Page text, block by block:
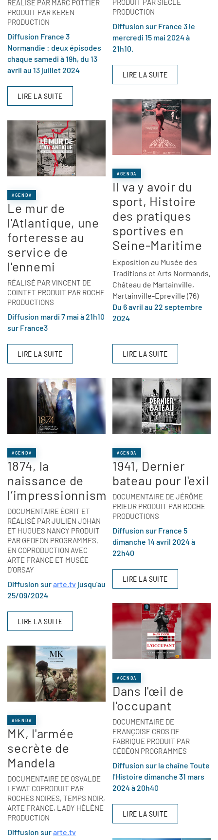
RÉALISÉ PAR MARC POTTIER
PRODUIT PAR KEREN
PRODUCTION
Diffusion France 3
Normandie : deux épisodes
chaque samedi à 19h, du 13
avril au 13 juillet 2024
LIRE LA SUITE
AGENDA
Le mur de
l'Atlantique, une
forteresse au
service de
l'ennemi
RÉALISÉ PAR VINCENT DE
COINTET PRODUIT PAR ROCHE
PRODUCTIONS
Diffusion mardi 7 mai à 21h10
sur France3
LIRE LA SUITE
AGENDA
1874, la
naissance de
l’impressionnisme
DOCUMENTAIRE ÉCRIT ET
RÉALISÉ PAR JULIEN JOHAN
ET HUGUES NANCY PRODUIT
PAR GEDEON PROGRAMMES,
EN COPRODUCTION AVEC
ARTE FRANCE ET MUSÉE
D’ORSAY
Diffusion surarte.tv jusqu'au
25/09/2024
LIRE LA SUITE
AGENDA
MK, l'armée
secrète de
Mandela
DOCUMENTAIRE DE OSVALDE
LEWAT COPRODUIT PAR
ROCHES NOIRES, TEMPS NOIR,
ARTE FRANCE, LADY HÉLÈNE
PRODUCTION
Diffusion surarte.tv
PRODUIT PAR SIÈCLE
PRODUCTION
Diffusion sur France 3 le
mercredi 15 mai 2024 à
21h10.
LIRE LA SUITE
AGENDA
Il va y avoir du
sport, Histoire
des pratiques
sportives en
Seine-Maritime
Exposition au Musée des
Traditions et Arts Normands,
Château de Martainville,
Martainville-Epreville (76)
Du 6 avril au 22 septembre
2024
LIRE LA SUITE
AGENDA
1941, Dernier
bateau pour l'exil
DOCUMENTAIRE DE JÉRÔME
PRIEUR PRODUIT PAR ROCHE
PRODUCTIONS
Diffusion sur France 5
dimanche 14 avril 2024 à
22h40
LIRE LA SUITE
AGENDA
Dans l'œil de
l'occupant
DOCUMENTAIRE DE
FRANÇOISE CROS DE
FABRIQUE PRODUIT PAR
GÉDÉON PROGRAMMES
Diffusion sur la chaîne Toute
l'Histoire dimanche 31 mars
2024 à 20h40
LIRE LA SUITE